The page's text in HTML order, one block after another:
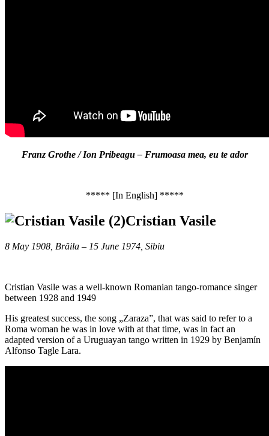
Franz Grothe / Ion Pribeagu – Frumoasa mea, eu te ador
***** [In English] *****
Cristian Vasile
8 May 1908, Brăila – 15 June 1974, Sibiu
Cristian Vasile was a well-known Romanian tango-romance singer
between 1928 and 1949
His greatest success, the song „Zaraza”, that was said to refer to a
Roma woman he was in love with at that time, was in fact an
adapted version of a Uruguayan tango written in 1929 by Benjamín
Alfonso Tagle Lara.